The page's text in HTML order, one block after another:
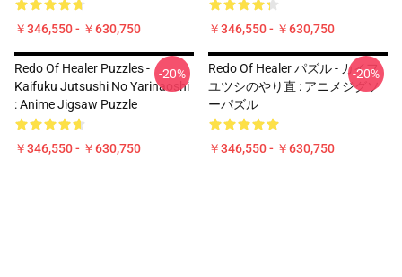
￥346,550 - ￥630,750 ￥346,550 - ￥630,750
Redo Of Healer Puzzles -
Kaifuku Jutsushi No Yarinaoshi
: Anime Jigsaw Puzzle
￥346,550 - ￥630,750
-20%
Redo Of Healer パズル - カイフ
ユツシのやり直 : アニメジグソ
ーパズル
￥346,550 - ￥630,750
-20%